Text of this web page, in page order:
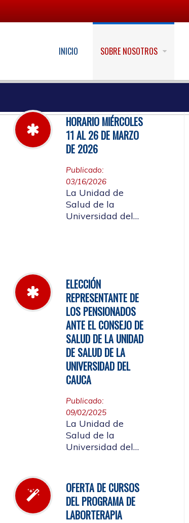
INICIO SOBRE NOSOTROS
HORARIO MIÉRCOLES
11 AL 26 DE MARZO
DE 2026
Publicado:
03/16/2026
La Unidad de
Salud de la
Universidad del
marzo hasta el
jueves 26 de
marzo de 2026
ELECCIÓN
REPRESENTANTE DE
LOS PENSIONADOS
ANTE EL CONSEJO DE
SALUD DE LA UNIDAD
DE SALUD DE LA
UNIVERSIDAD DEL
CAUCA
Publicado:
09/02/2025
La Unidad de
Salud de la
Universidad del
elección del
candidato que
representará a los
Pensionados en el
OFERTA DE CURSOS
DEL PROGRAMA DE
LABORTERAPIA